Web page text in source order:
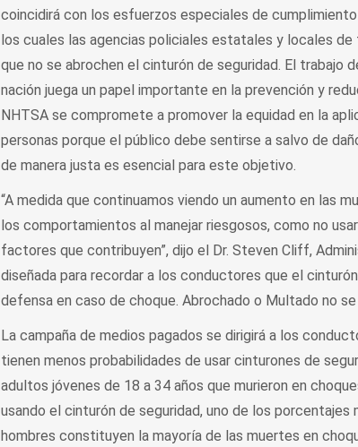
coincidirá con los esfuerzos especiales de
los cuales las agencias policiales estatales y locales
que no se abrochen el cinturón de seguridad. El trabajo
nación juega un papel importante en la prevención y
NHTSA se compromete a promover la equidad en la
personas porque el público debe sentirse a salvo de
de manera justa es esencial para este objetivo.
“A medida que continuamos viendo un aumento en las
los comportamientos al manejar riesgosos, como no
factores que contribuyen”, dijo el Dr. Steven Cliff,
diseñada para recordar a los conductores que el
defensa en caso de choque. Abrochado o Multado no
La campaña de medios pagados se dirigirá a los
tienen menos probabilidades de usar cinturones de
adultos jóvenes de 18 a 34 años que murieron en
usando el cinturón de seguridad, uno de los
hombres constituyen la mayoría de las muertes en